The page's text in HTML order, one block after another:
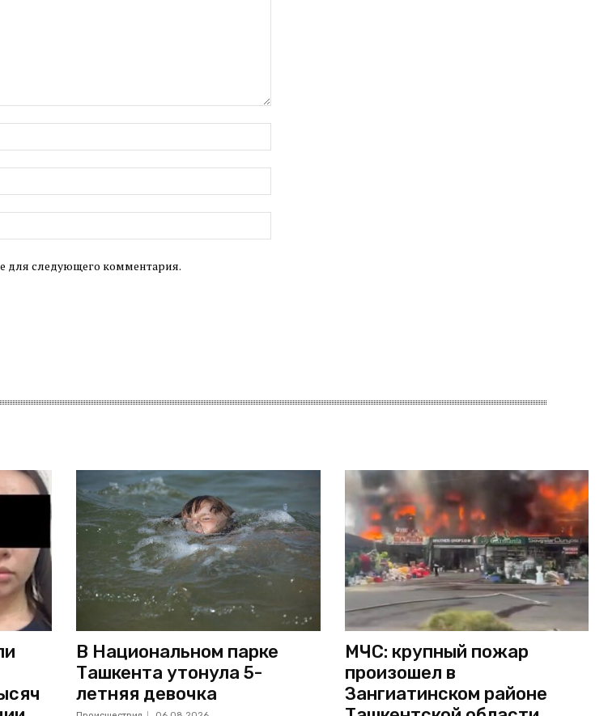
почта:*
Сайт:
для следующего комментария.
В Национальном парке
Ташкента утонула 5-
летняя девочка
МЧС: крупный пожар
произошел в
Зангиатинском районе